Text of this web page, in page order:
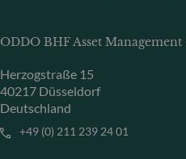
ODDO BHF Asset
Herzogstraße 15
40217 Düsseldorf
Deutschland
+49 (0) 211 239 24 01